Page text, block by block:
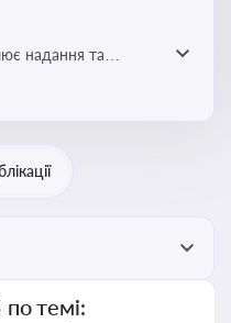
надання та
що
Для
реєстрах і
темі: